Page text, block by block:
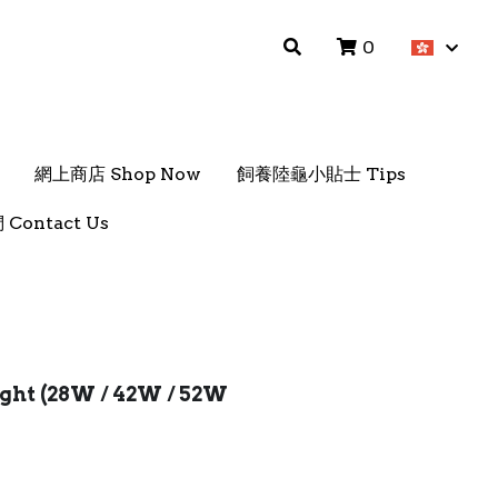
網上商店 Shop Now 飼養陸龜小貼士 Tips
Contact Us
0
網上商店 Shop Now 飼養陸龜小貼士 Tips
Contact Us
0
(28W / 42W / 52W